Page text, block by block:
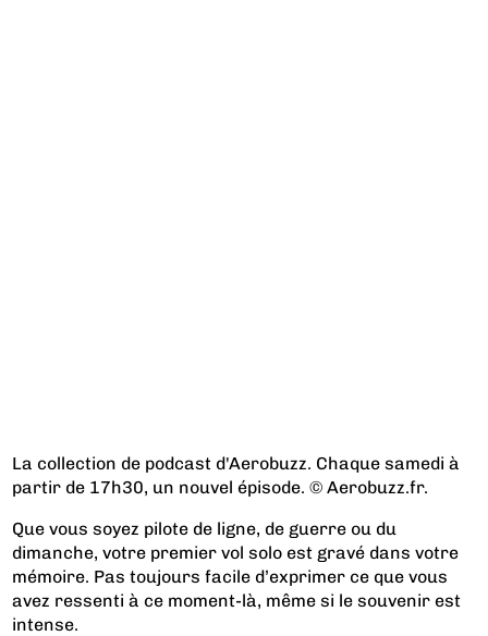
La collection de podcast d'Aerobuzz. Chaque samedi à
partir de 17h30, un nouvel épisode. © Aerobuzz.fr.
Que vous soyez pilote de ligne, de guerre ou du
dimanche, votre premier vol solo est gravé dans votre
mémoire. Pas toujours facile d’exprimer ce que vous
avez ressenti à ce moment-là, même si le souvenir est
intense.